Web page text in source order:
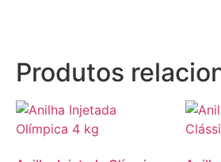
Produtos